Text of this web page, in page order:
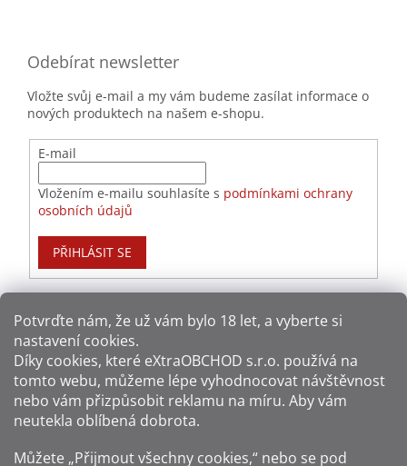
Potvrďte nám​​, že už vám bylo 18 let, a vyberte si
nastavení cookies.
Díky cookies, které eXtraOBCHOD s.r.o. používá na
tomto webu, můžeme lépe vyhodnocovat návštěvnost
nebo vám přizpůsobit reklamu na míru. Aby vám
neutekla oblíbená dobrota.
Můžete „Přijmout všechny cookies,“ nebo se pod
Odebírat newsletter
Vložte svůj e-mail a my vám budeme zasílat informace o
nových produktech na našem e-shopu.
E-mail
Vložením e-mailu souhlasíte s podmínkami ochrany
osobních údajů
PŘIHLÁSIT SE
Způsoby dopravy: